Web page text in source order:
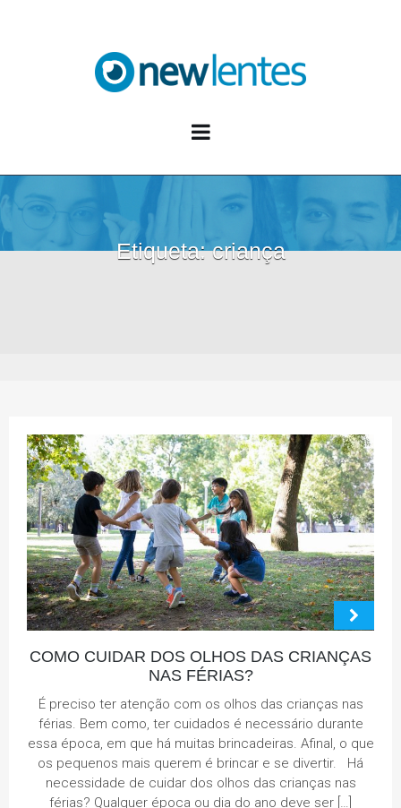
Etiqueta:criança
COMO CUIDAR DOS OLHOS DAS CRIANÇAS
NAS FÉRIAS?
É preciso ter atenção com os olhos das crianças nas
férias. Bem como, ter cuidados é necessário durante
essa época, em que há muitas brincadeiras. Afinal, o que
os pequenos mais querem é brincar e se divertir. Há
necessidade de cuidar dos olhos das crianças nas
férias? Qualquer época ou dia do ano deve ser […]